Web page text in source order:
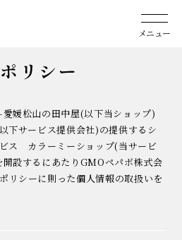
メニュー
リシー
媛松山の田中屋(以下当ショップ)
下サービス提供会社)の提供するシ
ス カラーミーショップ(当サービ
設するにあたりGMOペパボ株式会
リシーに則った個人情報の取扱いを